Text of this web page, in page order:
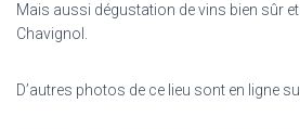
Mais aussi dégustation de vins bien sûr
Chavignol.
D’autres photos de ce lieu sont en ligne